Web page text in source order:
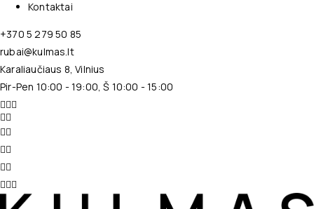
Kontaktai
+370 5 279 50 85
rubai@kulmas.lt
Karaliaučiaus 8, Vilnius
Pir-Pen 10:00 - 19:00, Š 10:00 - 15:00